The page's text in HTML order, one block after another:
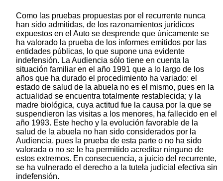
Como las pruebas propuestas por el recurrente nunca
han sido admitidas, de los razonamientos jurídicos
expuestos en el Auto se desprende que únicamente se
ha valorado la prueba de los informes emitidos por las
entidades públicas, lo que supone una evidente
indefensión. La Audiencia sólo tiene en cuenta la
situación familiar en el año 1991 que a lo largo de los
años que ha durado el procedimiento ha variado: el
estado de salud de la abuela no es el mismo, pues en la
actualidad se encuentra totalmente restablecida; y la
madre biológica, cuya actitud fue la causa por la que se
suspendieron las visitas a los menores, ha fallecido en el
año 1993. Este hecho y la evolución favorable de la
salud de la abuela no han sido considerados por la
Audiencia, pues la prueba de esta parte o no ha sido
valorada o no se le ha permitido acreditar ninguno de
estos extremos. En consecuencia, a juicio del recurrente,
se ha vulnerado el derecho a la tutela judicial efectiva sin
indefensión.